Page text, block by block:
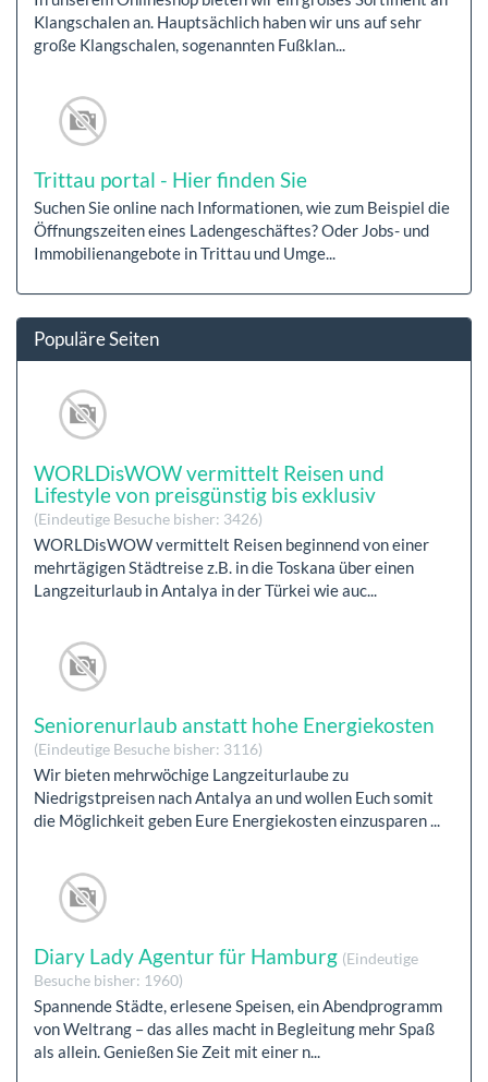
Klangschalen an. Hauptsächlich haben wir uns auf sehr
große Klangschalen, sogenannten Fußklan...
Trittau portal - Hier finden Sie
Suchen Sie online nach Informationen, wie zum Beispiel die
Öffnungszeiten eines Ladengeschäftes? Oder Jobs- und
Immobilienangebote in Trittau und Umge...
Populäre Seiten
WORLDisWOW vermittelt Reisen und
Lifestyle von preisgünstig bis exklusiv
(Eindeutige Besuche bisher: 3426)
WORLDisWOW vermittelt Reisen beginnend von einer
mehrtägigen Städtreise z.B. in die Toskana über einen
Langzeiturlaub in Antalya in der Türkei wie auc...
Seniorenurlaub anstatt hohe Energiekosten
(Eindeutige Besuche bisher: 3116)
Wir bieten mehrwöchige Langzeiturlaube zu
Niedrigstpreisen nach Antalya an und wollen Euch somit
die Möglichkeit geben Eure Energiekosten einzusparen ...
Diary Lady Agentur für Hamburg (Eindeutige
Besuche bisher: 1960)
Spannende Städte, erlesene Speisen, ein Abendprogramm
von Weltrang – das alles macht in Begleitung mehr Spaß
als allein. Genießen Sie Zeit mit einer n...